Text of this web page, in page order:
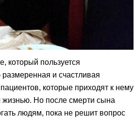
который пользуется
и счастливая
которые приходят к нему
Но после смерти сына
людям, пока не решит вопрос